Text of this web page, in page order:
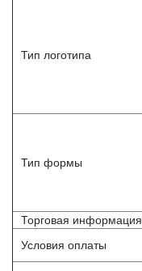
Тип логотипа
Тип формы
Торговая информация
Условия оплаты